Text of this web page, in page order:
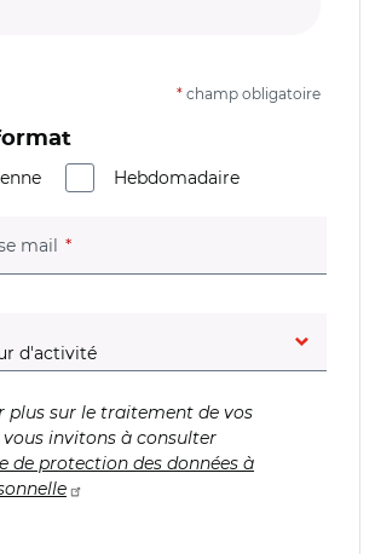
* champ obligatoire
Hebdomadaire
mail (champ obligatoire)
obligatoire)
plus sur le traitement de vos
vous invitons à consulter
de protection des données à